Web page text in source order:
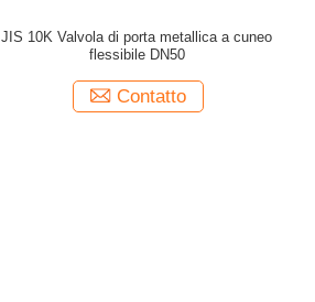
JIS 10K Valvola di porta metallica a cuneo
flessibile DN50
Contatto